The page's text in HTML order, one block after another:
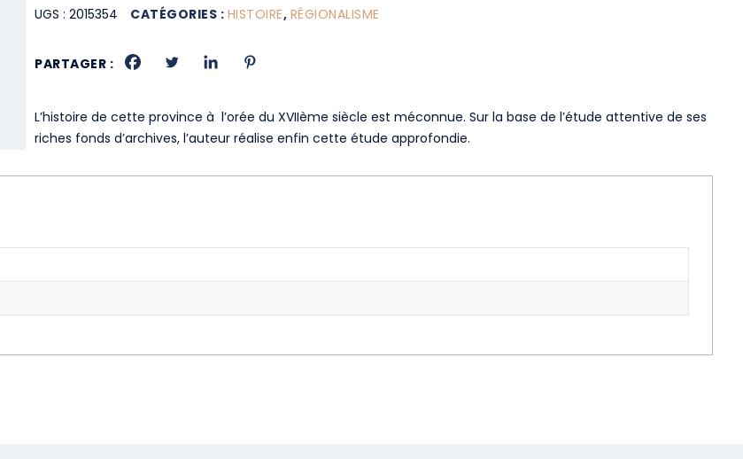
UGS :2015354 CATÉGORIES : HISTOIRE, RÉGIONALISME
PARTAGER :
L’histoire de cette province à l’orée du XVIIème siècle est méconnue. Sur la base de l’étude attentive de ses
riches fonds d’archives, l’auteur réalise enfin cette étude approfondie.